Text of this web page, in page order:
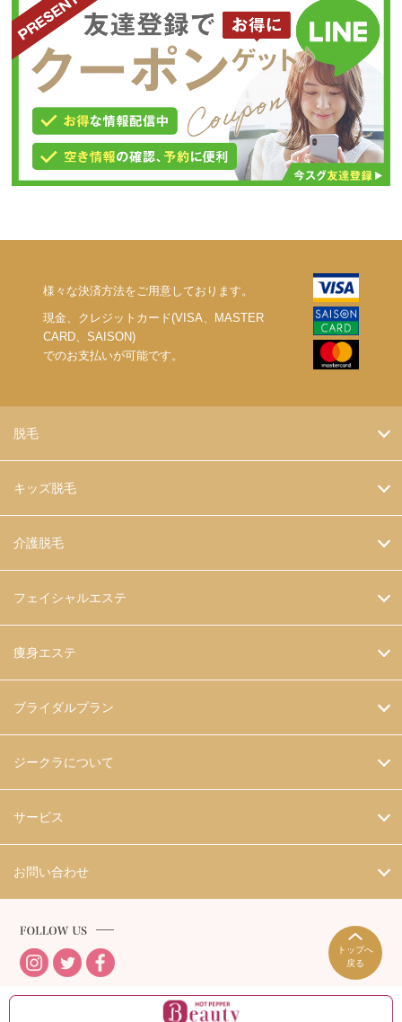
様々な決済方法をご用意しております。
現金、クレジットカード(VISA、MASTER
CARD、SAISON)
でのお支払いが可能です。
脱毛
キッズ脱毛
介護脱毛
フェイシャルエステ
痩身エステ
ブライダルプラン
ジークラについて
サービス
お問い合わせ
トップへ
戻る
女性専門エステ・脱毛サロン